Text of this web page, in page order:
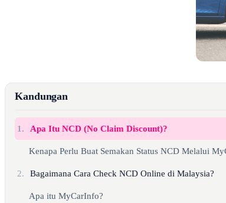
Kandungan
1. Apa Itu NCD (No Claim Discount)?
Kenapa Perlu Buat Semakan Status NCD Melalui
2. Bagaimana Cara Check NCD Online di Malaysia?
Apa itu MyCarInfo?